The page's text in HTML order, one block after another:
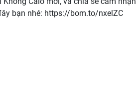
bạn nhé: https://bom.to/nxelZC